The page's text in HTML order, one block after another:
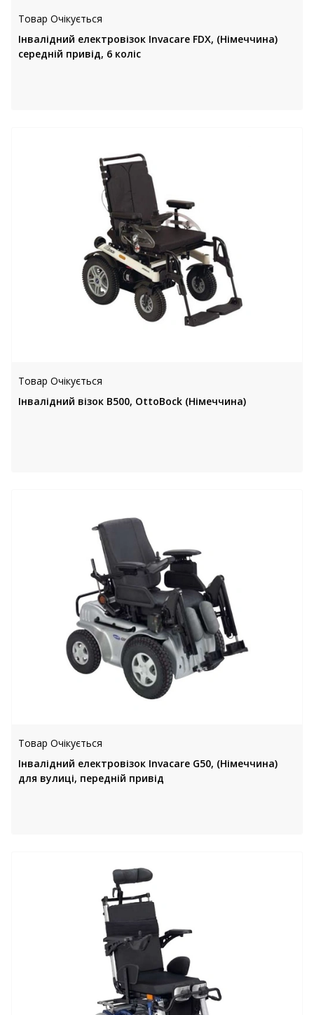
Товар Очікується
Інвалідний електровізок Invacare FDX, (Німеччина)
середній привід, 6 коліс
Товар Очікується
Інвалідний візок B500, OttoBock (Німеччина)
Товар Очікується
Інвалідний електровізок Invacare G50, (Німеччина)
для вулиці, передній привід